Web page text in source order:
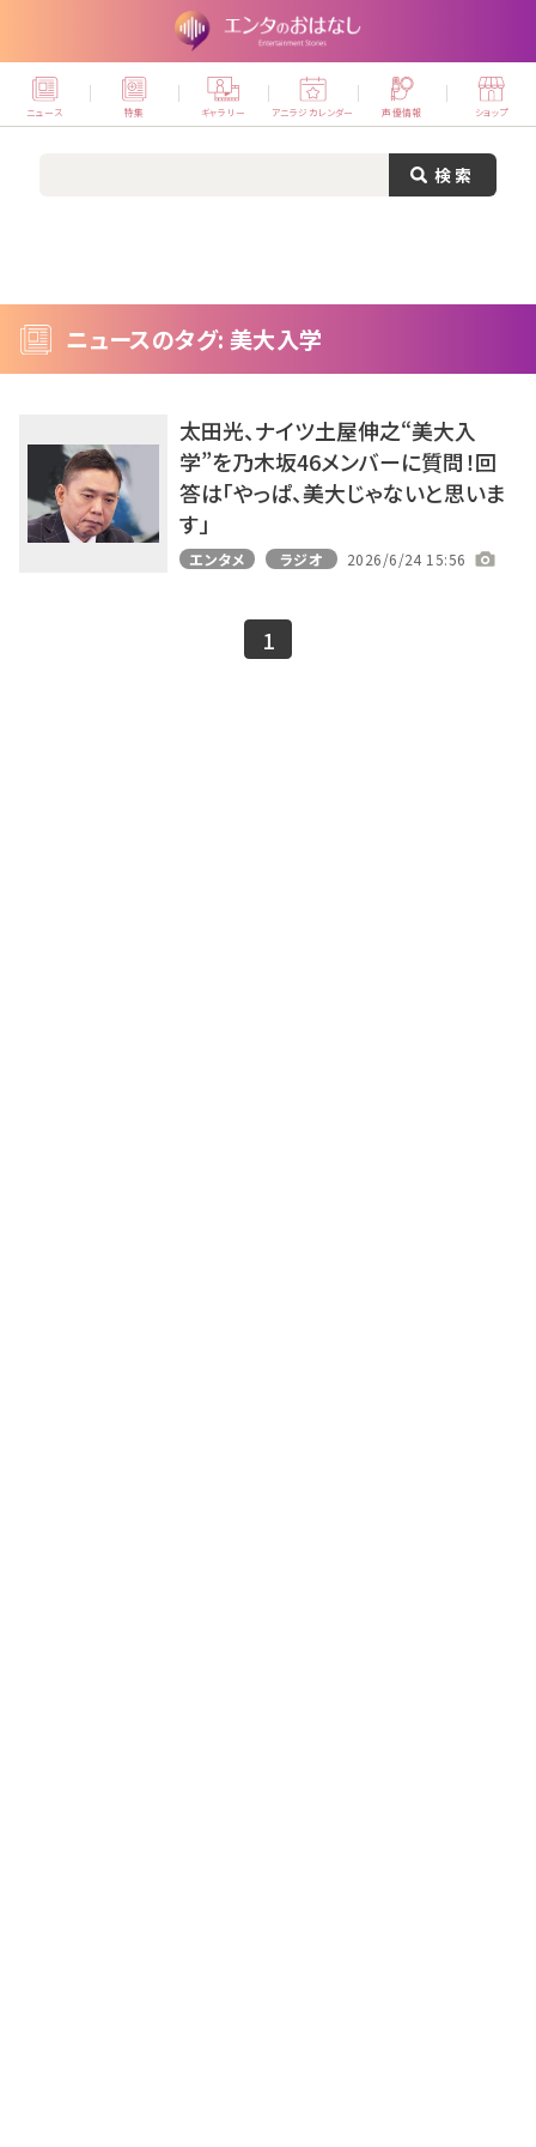
ニュース 特集 ギャラリー アニラジカレンダー 声優情報 ショップ
ニュースのタグ: 美大入学
太田光、ナイツ土屋伸之“美大入
学”を乃木坂46メンバーに質問！回
答は「やっぱ、美大じゃないと思いま
す」
エンタメ ラジオ 2026/6/24 15:56
1